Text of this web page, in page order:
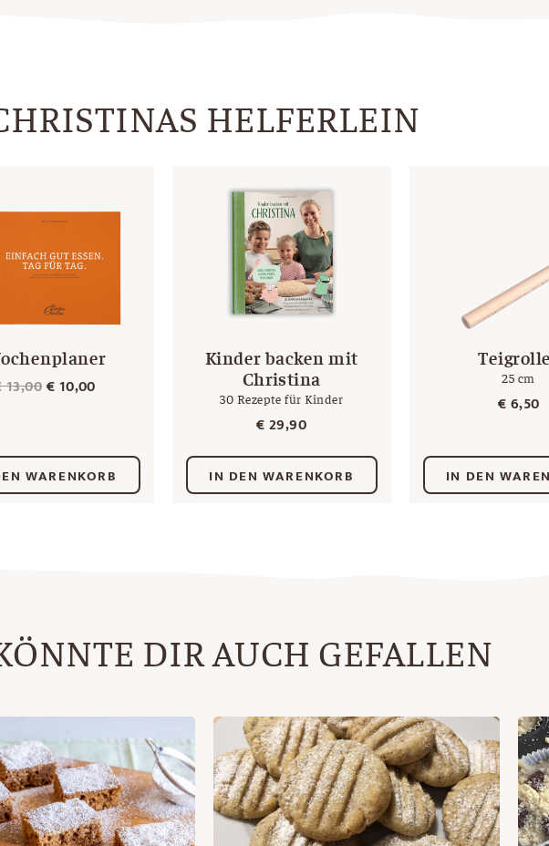
HELFERLEIN
13,00Ursprünglicher
€ 10,00Aktueller
WARENKORB
Kinder backen mit
Christina
30 Rezepte für Kinder
€29,90
IN DEN WARENKORB
25 cm
€6,50
IN DEN
DIR AUCH GEFALLEN